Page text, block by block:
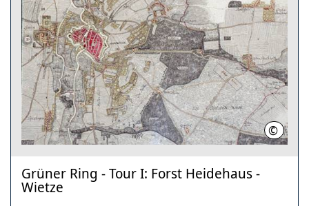
©
Grüner Ring - Tour I: Forst Heidehaus -
Wietze